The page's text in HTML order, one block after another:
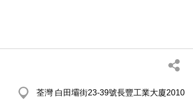
荃灣 白田壩街23-39號長豐工業大廈2010